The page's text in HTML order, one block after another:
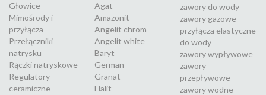
Głowice
Mimośrody i
przyłącza
Przełączniki
natrysku
Rączki natryskowe
Regulatory
ceramiczne
Agat
Amazonit
Angelit chrom
Angelit white
Baryt
German
Granat
Halit
zawory do wody
zawory gazowe
przyłącza elastyczne
do wody
zawory wypływowe
zawory
przepływowe
zawory wodne